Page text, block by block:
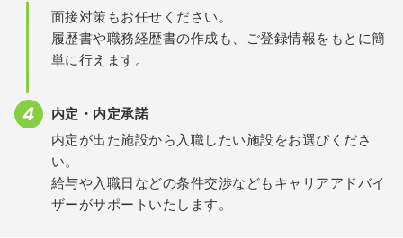
面接対策もお任せください。
履歴書や職務経歴書の作成も、ご登録情報をもとに簡
単に行えます。
内定・内定承諾
内定が出た施設から入職したい施設をお選びくださ
い。
給与や入職日などの条件交渉などもキャリアアドバイ
ザーがサポートいたします。